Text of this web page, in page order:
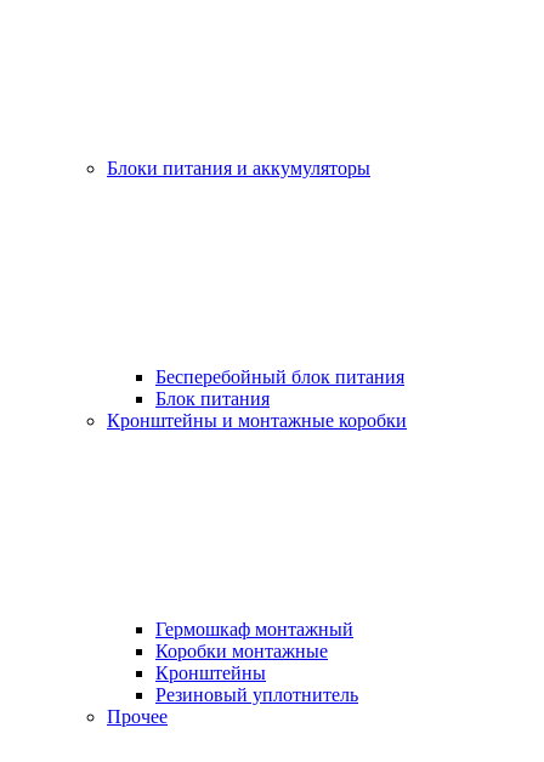
Блоки питания и аккумуляторы
Бесперебойный блок питания
Блок питания
Кронштейны и монтажные коробки
Гермошкаф монтажный
Коробки монтажные
Кронштейны
Резиновый уплотнитель
Прочее